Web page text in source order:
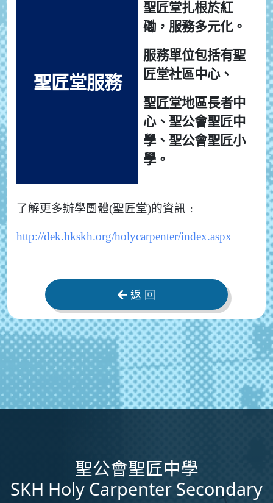
聖匠堂服務
聖匠堂扎根於紅
磡，服務多元化。
服務單位包括有聖
匠堂社區中心、
聖匠堂地區長者中
心、聖公會聖匠中
學、聖公會聖匠小
學。
了解更多辦學團體(聖匠堂)的資訊﹕
http://dek.hkskh.org/holycarpenter/index.aspx
返 回
聖公會聖匠中學
SKH Holy Carpenter Secondary